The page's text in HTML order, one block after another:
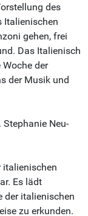
des
Italienischen
gehen, frei
Das Italienisch
Woche der
der Musik und
Neu-
italienischen
Es lädt
der italienischen
zu erkunden.